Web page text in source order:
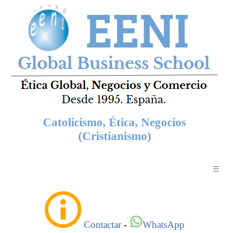
Catolicismo, Ética, Negocios
(Cristianismo)
☰
Contactar- WhatsApp